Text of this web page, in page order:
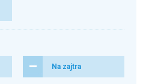
Na zajtra